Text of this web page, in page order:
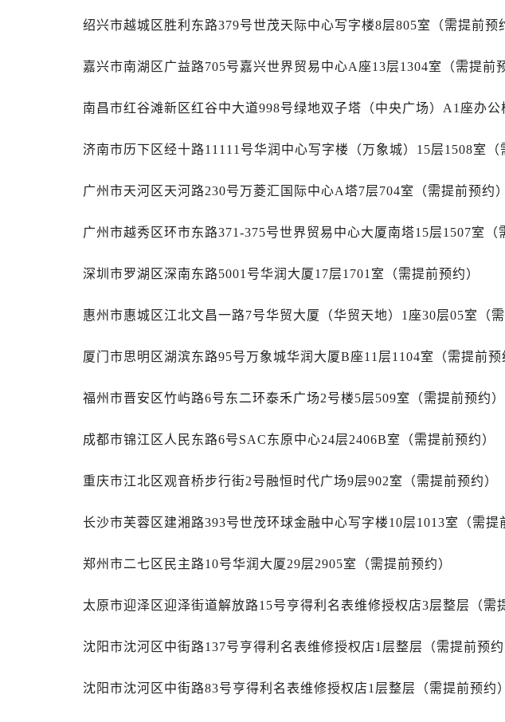
吉林省梅河口市新华街道梅河大街万国售后服务中心（需提前预
吉林省松原市宁江区五环大街万国售后服务中心（需提前预约）
吉林省延边市延吉市解放路万国售后服务中心（需提前预约）
辽宁省本溪市平山区胜利路万国售后服务中心（需提前预约）
辽宁省朝阳市双塔区新华路万国售后服务中心（需提前预约）
辽宁省抚顺市新抚区东一路万国售后服务中心（需提前预约）
辽宁省葫芦岛市连山区中央路万国售后服务中心（需提前预约）
辽宁省辽阳市白塔区新运大街万国售后服务中心（需提前预约）
辽宁省铁岭市银州区南马路万国售后服务中心（需提前预约）
辽宁省沈阳市沈河区中街路137号亨得利名表维修授权店1楼万
北京市朝阳区建国门外大街甲6号华熙国际中心D座11层1102室
北京市东城区东长安街1号王府井东方广场W3座6层602室万国
内蒙古自治区阿拉善盟市左旗土尔扈特大街万国售后服务中心（
内蒙古自治区包头市青山区幸福路甲3号王府井百货名表维修万
内蒙古自治区鄂尔多斯市东胜区伊金霍洛街万国售后服务中心（
内蒙古自治区通辽市科尔沁区明仁大街万国售后服务中心（需提
内蒙古自治区乌兰察布市集宁区恩和大街万国售后服务中心（需
绍兴市越城区胜利东路379号世茂天际中心写字楼8层805室（需提前预
嘉兴市南湖区广益路705号嘉兴世界贸易中心A座13层1304室（需提前
南昌市红谷滩新区红谷中大道998号绿地双子塔（中央广场）A1座办公
济南市历下区经十路11111号华润中心写字楼（万象城）15层1508室（
广州市天河区天河路230号万菱汇国际中心A塔7层704室（需提前预约）
广州市越秀区环市东路371-375号世界贸易中心大厦南塔15层1507室（
深圳市罗湖区深南东路5001号华润大厦17层1701室（需提前预约）
惠州市惠城区江北文昌一路7号华贸大厦（华贸天地）1座30层05室（需
厦门市思明区湖滨东路95号万象城华润大厦B座11层1104室（需提前预
福州市晋安区竹屿路6号东二环泰禾广场2号楼5层509室（需提前预约）
成都市锦江区人民东路6号SAC东原中心24层2406B室（需提前预约）
重庆市江北区观音桥步行街2号融恒时代广场9层902室（需提前预约）
长沙市芙蓉区建湘路393号世茂环球金融中心写字楼10层1013室（需提
郑州市二七区民主路10号华润大厦29层2905室（需提前预约）
太原市迎泽区迎泽街道解放路15号亨得利名表维修授权店3层整层（需
沈阳市沈河区中街路137号亨得利名表维修授权店1层整层（需提前预约
沈阳市沈河区中街路83号亨得利名表维修授权店1层整层（需提前预约）